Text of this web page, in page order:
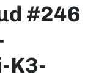
#246
K3-